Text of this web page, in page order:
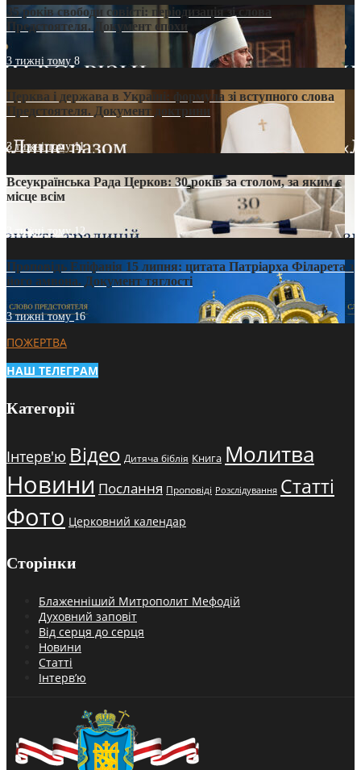
35 років свободи совісті: періодизація зі слова
Предстоятеля. Документ епохи
3 тижні тому 8
Церква і держава в Україні: формула зі вступного слова
Предстоятеля. Документ доктрини
3 тижні тому11
Всеукраїнська Рада Церков: 30 років за столом, за яким є
місце всім
3 тижні тому12
Проповідь Епіфанія 15 липня: цитата Патріарха Філарета з
його амвона. Документ тяглості
3 тижні тому16
ПОЖЕРТВА
НАШ ТЕЛЕГРАМ
Категорії
Інтерв'ю Відео Дитяча біблія Книга Молитва
Новини Послання Проповіді Розслідування Статті
Фото Церковний календар
Сторінки
Блаженніший Митрополит Мефодій
Духовний заповіт
Від серця до серця
Новини
Статті
Інтерв’ю